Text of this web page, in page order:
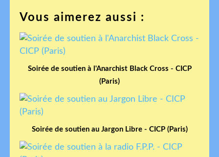
Vous aimerez aussi :
Soirée de soutien à l'Anarchist Black Cross - CICP
(Paris)
Soirée de soutien au Jargon Libre - CICP (Paris)